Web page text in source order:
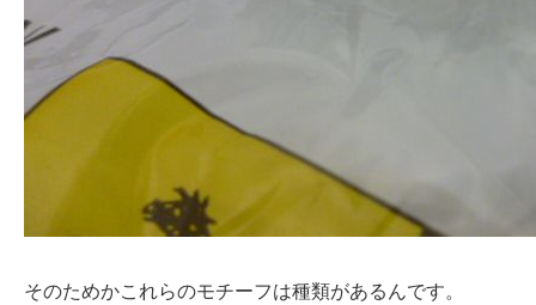
そのためかこれらのモチーフは種類があるんです。